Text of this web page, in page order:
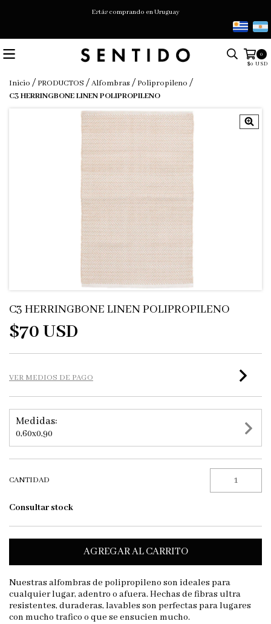
Estás comprando en Uruguay
0
$0 USD
Inicio /PRODUCTOS /Alfombras /Polipropileno /
C3 HERRINGBONE LINEN POLIPROPILENO
C3 HERRINGBONE LINEN POLIPROPILENO
$70 USD
VER MEDIOS DE PAGO
Medidas:
0,60x0,90
CANTIDAD
Consultar stock
Nuestras alfombras de polipropileno son ideales para
cualquier lugar, adentro o afuera. Hechas de fibras ultra
resistentes, duraderas, lavables son perfectas para lugares
con mucho trafico o que se ensucien mucho.